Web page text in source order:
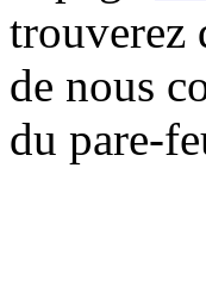
trouverez
de nous
du pare-